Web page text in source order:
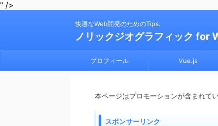
" />
快適なWeb開発のためのTips.
ノリックジオグラフィック for
プロフィール Vue.js
本ページはプロモーションが含まれてい
スポンサーリンク